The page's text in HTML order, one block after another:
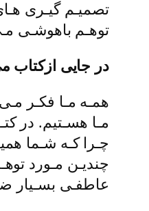
تصمیـم گیـری
توهـم باهوشـی
در جایی ازکتاب
همـه مـا فکـر
مـا هسـتیم. در
چـرا کـه شـما
چندیـن مـورد
عاطفـی بسـیار